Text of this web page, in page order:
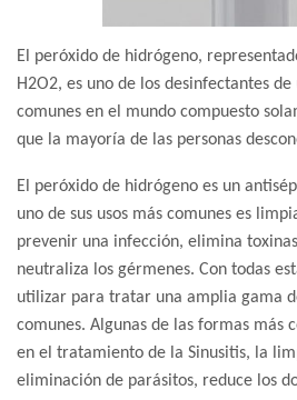
El peróxido de hidrógeno,
H2O2, es uno de los desinfectantes
comunes en el mundo compuesto
que la mayoría de las personas
El peróxido de hidrógeno es un
uno de sus usos más comunes es
prevenir una infección, elimina
neutraliza los gérmenes. Con todas
utilizar para tratar una amplia gama
comunes. Algunas de las formas más
en el tratamiento de la Sinusitis, la
eliminación de parásitos, reduce los